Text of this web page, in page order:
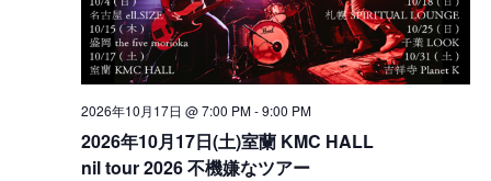
2026年10月17日(土)室蘭 KMC HALL
nil tour 2026 不機嫌なツアー
2026年10月17日 @ 7:00 PM-9:00 PM